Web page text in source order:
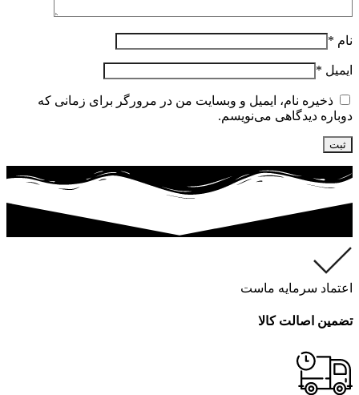
نام *
ایمیل *
ذخیره نام، ایمیل و وبسایت من در مرورگر برای زمانی که
دوباره دیدگاهی می‌نویسم.
اعتماد سرمایه ماست
تضمین اصالت کالا